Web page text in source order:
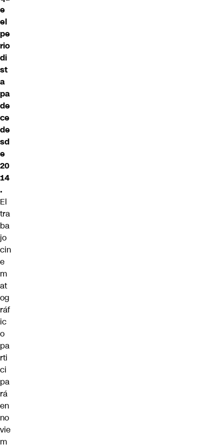
e
el
pe
rio
di
st
a
pa
de
ce
de
sd
e
20
14
.
El
tra
ba
jo
cin
e
m
at
og
ráf
ic
o
pa
rti
ci
pa
rá
en
no
vie
m